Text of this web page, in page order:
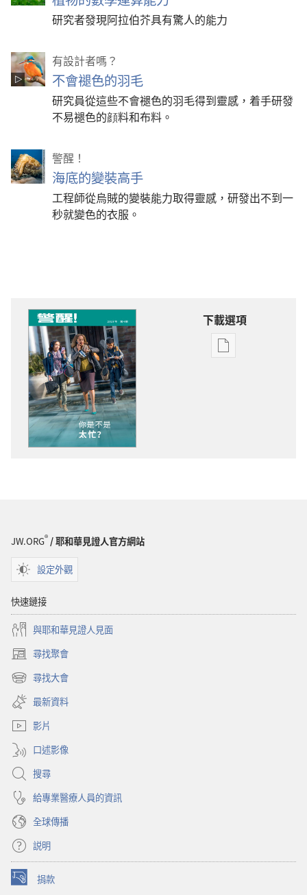
研究者發現阿拉伯芥具有驚人的能力
有設計者嗎？
不會褪色的羽毛
研究員從這些不會褪色的羽毛得到靈感，着手研發
不易褪色的顔料和布料。
警醒！
海底的變裝高手
工程師從烏賊的變裝能力取得靈感，研發出不到一
秒就變色的衣服。
下載選項
電
忙？
JW.ORG®/ 耶和華見證人官方網站
設定外觀
快速鏈接
與耶和華見證人見面
尋找聚會
（開
啟
新
視
窗）
尋找大會
（開
啟
新
視
最新資料
影片
口述影像
搜尋
給專業醫療人員的資訊
全球傳播
説明
捐款
（開